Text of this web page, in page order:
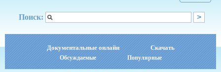
Поиск:
Документальные онлайн Скачать
Обсуждаемые Популярные